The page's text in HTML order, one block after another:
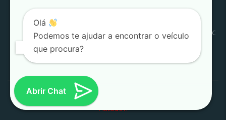
Estoque SJC
Alegre
Litoral
Somos
Conosco
SAC
por:
1000 Valle Multimarcas 2008 - 2026
AtitudeTI
Olá
Podemos te ajudar a encontrar o veículo
que procura?
Abrir Chat